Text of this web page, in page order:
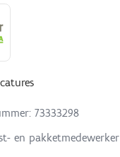
73333298
en pakketmedewerker